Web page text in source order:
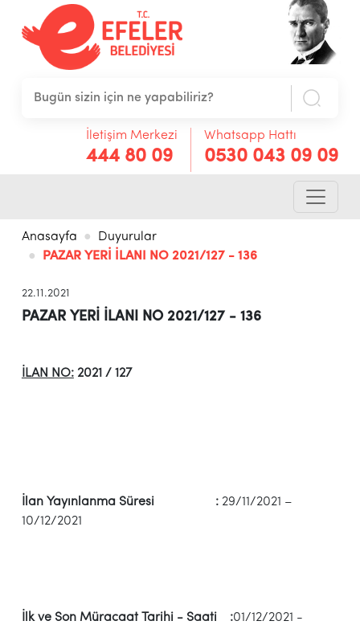
İletişim Merkezi
444 80 09
Whatsapp Hattı
0530 043 09 09
Anasayfa
Duyurular
PAZAR YERİ İLANI NO 2021/127 - 136
22.11.2021
PAZAR YERİ İLANI NO 2021/127 - 136
İLAN NO: 2021 / 127
İlan Yayınlanma Süresi : 29/11/2021 –
10/12/2021
İlk ve Son Müracaat Tarihi - Saati :01/12/2021 -